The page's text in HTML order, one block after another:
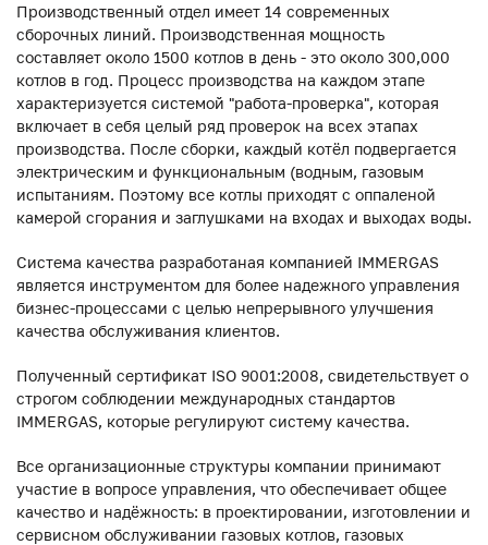
Производственный отдел имеет 14 современных
сборочных линий. Производственная мощность
составляет около 1500 котлов в день - это около 300,000
котлов в год. Процесс производства на каждом этапе
характеризуется системой "работа-проверка", которая
включает в себя целый ряд проверок на всех этапах
производства. После сборки, каждый котёл подвергается
электрическим и функциональным (водным, газовым
испытаниям. Поэтому все котлы приходят с оппаленой
камерой сгорания и заглушками на входах и выходах воды.
Система качества разработаная компанией IMMERGAS
является инструментом для более надежного управления
бизнес-процессами с целью непрерывного улучшения
качества обслуживания клиентов.
Полученный сертификат ISO 9001:2008, свидетельствует о
строгом соблюдении международных стандартов
IMMERGAS, которые регулируют систему качества.
Все организационные структуры компании принимают
участие в вопросе управления, что обеспечивает общее
качество и надёжность: в проектировании, изготовлении и
сервисном обслуживании газовых котлов, газовых